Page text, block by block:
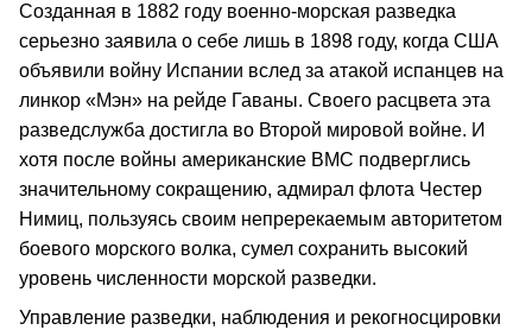
Созданная в 1882 году военно-морская разведка
серьезно заявила о себе лишь в 1898 году, когда США
объявили войну Испании вслед за атакой испанцев на
линкор «Мэн» на рейде Гаваны. Своего расцвета эта
разведслужба достигла во Второй мировой войне. И
хотя после войны американские ВМС подверглись
значительному сокращению, адмирал флота Честер
Нимиц, пользуясь своим непререкаемым авторитетом
боевого морского волка, сумел сохранить высокий
уровень численности морской разведки.
Управление разведки, наблюдения и рекогносцировки